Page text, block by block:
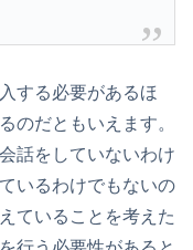
する必要があるほ
のだともいえます。
話をしていないわけ
いるわけでもないの
ていることを考えた